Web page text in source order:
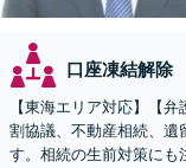
口座凍結解除
【東海エリア対応】【
割協議、不動産相続、遺
す。相続の生前対策にも